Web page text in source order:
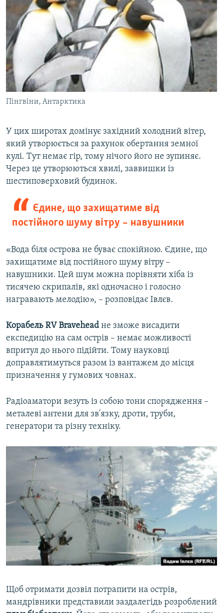
Пінгвіни, Антарктика
У цих широтах домінує західний холодний вітер,
який утворюється за рахунок обертання земної
кулі. Тут немає гір, тому нічого його не зупиняє.
Через це утворюються хвилі, заввишки із
шестиповерховий будинок.
Єдине, що захищатиме від
постійного шуму вітру – навушники
«Вода біля острова не буває спокійною. Єдине, що
захищатиме від постійного шуму вітру –
навушники. Цей шум можна порівняти хіба із
тисячею скрипалів, які одночасно і голосно
награвають мелодію», – розповідає Івлєв.
Корабель RV Bravehead не зможе висадити
експедицію на сам острів – немає можливості
впритул до нього підійти. Тому науковці
доправлятимуться разом із вантажем до місця
призначення у гумових човнах.
Радіоаматори везуть із собою тони спорядження –
металеві антени для зв'язку, дроти, труби,
генератори та різну техніку.
Щоб отримати дозвіл потрапити на острів,
мандрівники представили заздалегідь розроблений